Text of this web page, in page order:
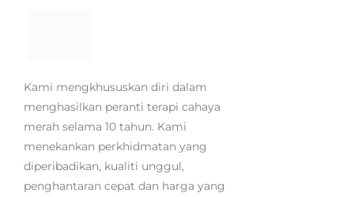
Kami mengkhususkan diri dalam
menghasilkan peranti terapi cahaya
merah selama 10 tahun. Kami
menekankan perkhidmatan yang
diperibadikan, kualiti unggul,
penghantaran cepat dan harga yang